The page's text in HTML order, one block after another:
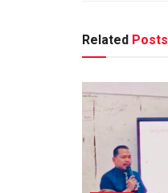
Related Posts